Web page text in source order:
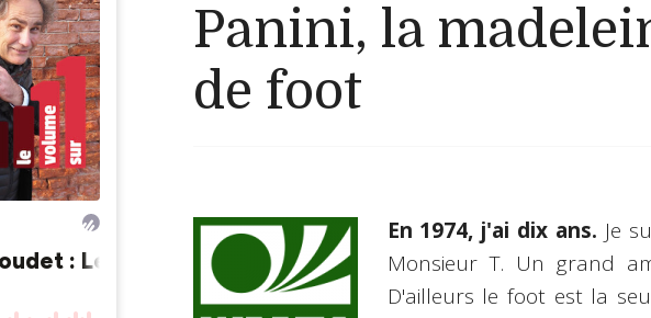
Panini, la
de foot
En 1974, j'ai dix ans. Je
Monsieur T. Un grand
D'ailleurs le foot est la